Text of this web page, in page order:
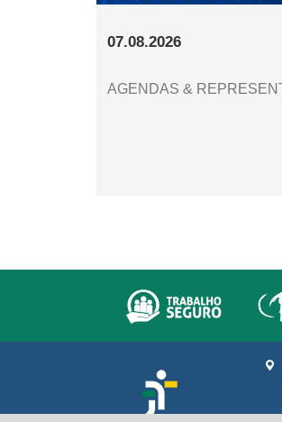
07.08.2026
AGENDAS &